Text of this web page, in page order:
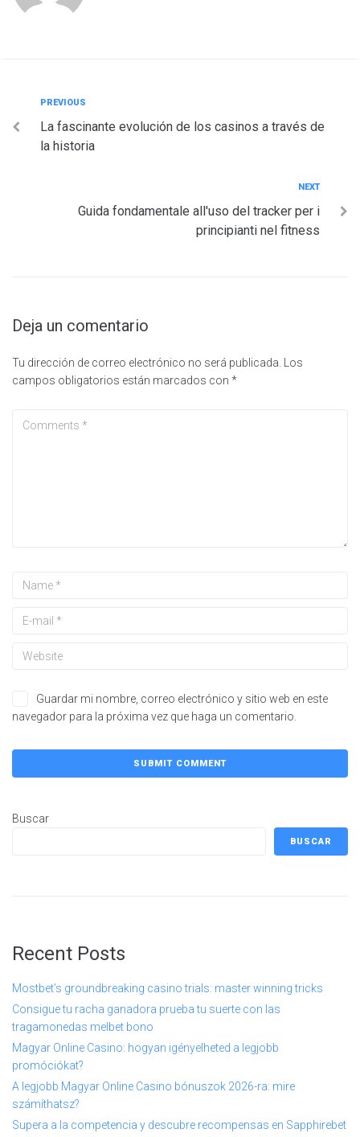
Navegación
de
Previous
PREVIOUS
La fascinante evolución de los casinos a través de
la historia
NEXT
Guida fondamentale all'uso del tracker per i
principianti nel fitness
Deja un comentario
Tu dirección de correo electrónico no será publicada.
Los
campos obligatorios están marcados con *
Guardar mi nombre, correo electrónico y sitio web en este
navegador para la próxima vez que haga un comentario.
Buscar
BUSCAR
Recent Posts
Mostbet’s groundbreaking casino trials: master winning tricks
Consigue tu racha ganadora prueba tu suerte con las
tragamonedas melbet bono
Magyar Online Casino: hogyan igényelheted a legjobb
promóciókat?
A legjobb Magyar Online Casino bónuszok 2026-ra: mire
számíthatsz?
Supera a la competencia y descubre recompensas en Sapphirebet